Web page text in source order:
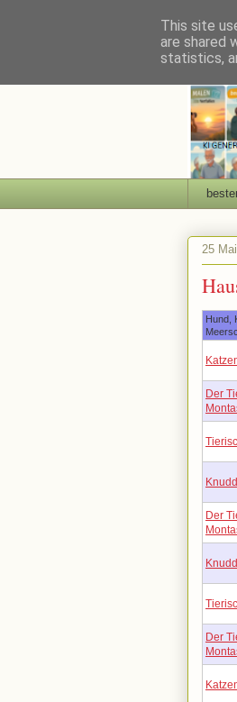
25 Mai
Hund,
Der
Der
Der
This site
are shared
statistics,